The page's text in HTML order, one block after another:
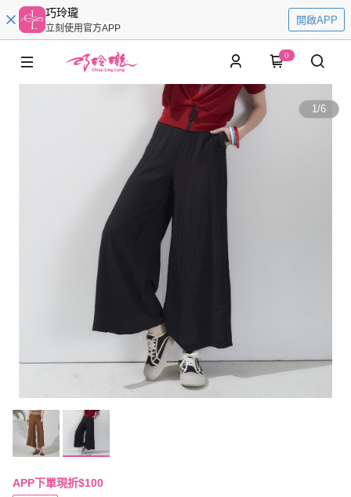
巧玲瓏
立刻使用官方APP
開啟APP
0
1/6
APP下單現折$100